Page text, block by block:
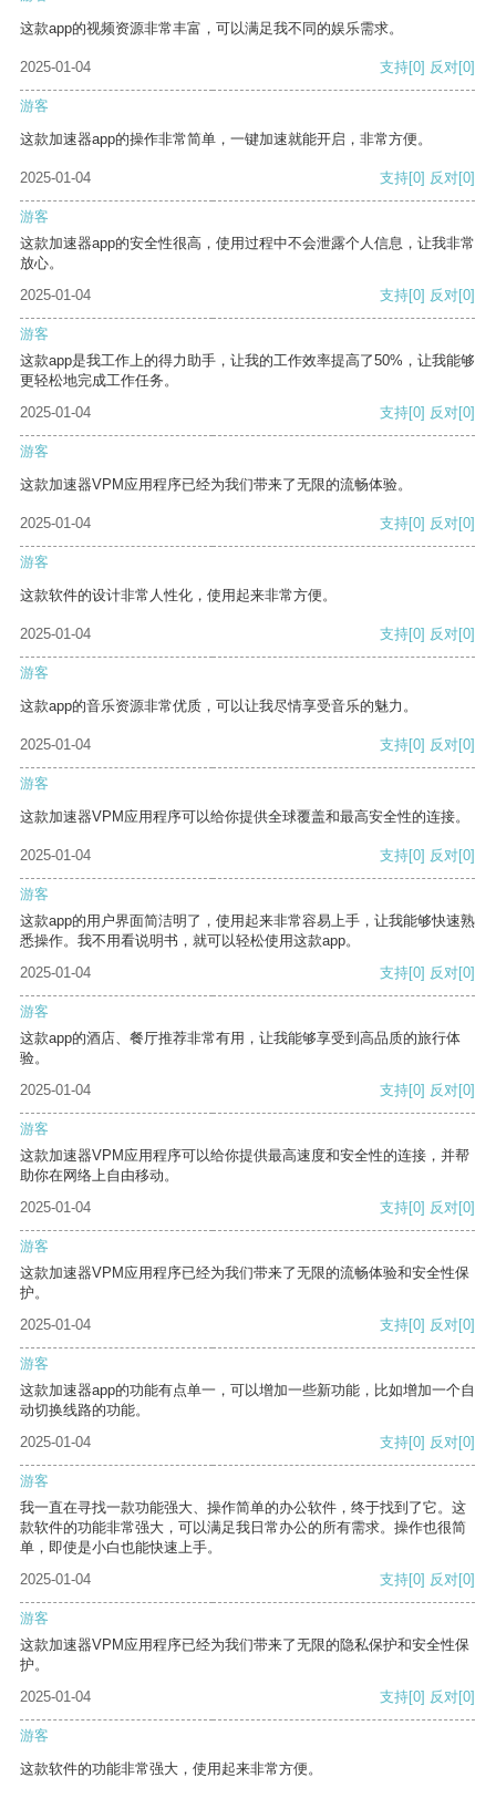
这款app的视频资源非常丰富，可以满足我不同的娱乐需求。
2025-01-04 支持[0] 反对[0]
游客
这款加速器app的操作非常简单，一键加速就能开启，非常方便。
2025-01-04 支持[0] 反对[0]
游客
这款加速器app的安全性很高，使用过程中不会泄露个人信息，让我非常
放心。
2025-01-04
支持[0] 反对[0]
游客
这款app是我工作上的得力助手，让我的工作效率提高了50%，让我能够
更轻松地完成工作任务。
2025-01-04
支持[0] 反对[0]
游客
这款加速器VPM应用程序已经为我们带来了无限的流畅体验。
2025-01-04 支持[0] 反对[0]
游客
这款软件的设计非常人性化，使用起来非常方便。
2025-01-04 支持[0] 反对[0]
游客
这款app的音乐资源非常优质，可以让我尽情享受音乐的魅力。
2025-01-04 支持[0] 反对[0]
游客
这款加速器VPM应用程序可以给你提供全球覆盖和最高安全性的连接。
2025-01-04 支持[0] 反对[0]
游客
这款app的用户界面简洁明了，使用起来非常容易上手，让我能够快速熟
悉操作。我不用看说明书，就可以轻松使用这款app。
2025-01-04
支持[0] 反对[0]
游客
这款app的酒店、餐厅推荐非常有用，让我能够享受到高品质的旅行体
验。
2025-01-04
支持[0] 反对[0]
游客
这款加速器VPM应用程序可以给你提供最高速度和安全性的连接，并帮
助你在网络上自由移动。
2025-01-04
支持[0] 反对[0]
游客
这款加速器VPM应用程序已经为我们带来了无限的流畅体验和安全性保
护。
2025-01-04
支持[0] 反对[0]
游客
这款加速器app的功能有点单一，可以增加一些新功能，比如增加一个自
动切换线路的功能。
2025-01-04
支持[0] 反对[0]
游客
我一直在寻找一款功能强大、操作简单的办公软件，终于找到了它。这
款软件的功能非常强大，可以满足我日常办公的所有需求。操作也很简
单，即使是小白也能快速上手。
2025-01-04
支持[0] 反对[0]
游客
这款加速器VPM应用程序已经为我们带来了无限的隐私保护和安全性保
护。
2025-01-04
支持[0] 反对[0]
游客
这款软件的功能非常强大，使用起来非常方便。